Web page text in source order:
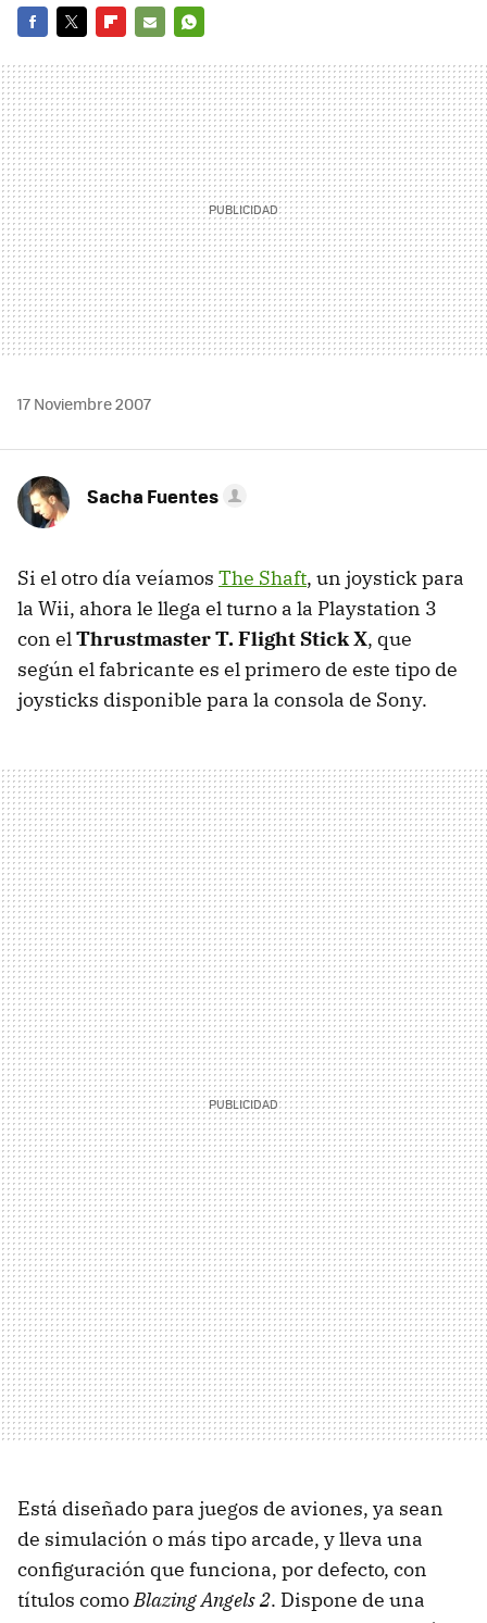
MAIL
17 Noviembre 2007
Sacha Fuentes
Si el otro día veíamos The Shaft, un joystick para
la Wii, ahora le llega el turno a la Playstation 3
con elThrustmaster T. Flight Stick X, que
según el fabricante es el primero de este tipo de
joysticks disponible para la consola de Sony.
Está diseñado para juegos de aviones, ya sean
de simulación o más tipo arcade, y lleva una
configuración que funciona, por defecto, con
títulos comoBlazing Angels 2. Dispone de una